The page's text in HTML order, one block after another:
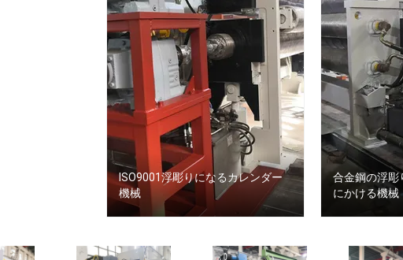
ISO9001浮彫りになるカレンダー
機械
合金鋼の浮彫
にかける機械